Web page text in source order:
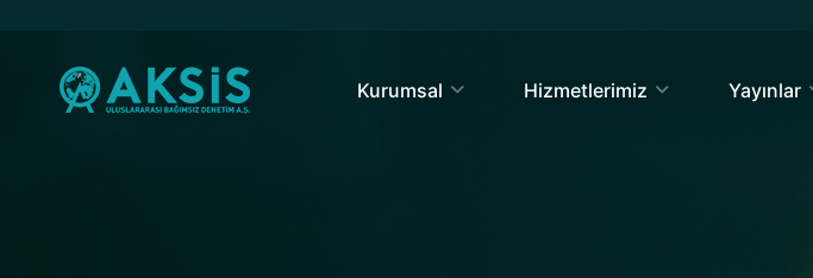
Kurumsal Hizmetlerimiz Yayınlar